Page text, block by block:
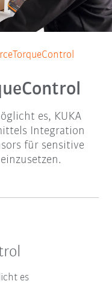
es, KUKA
Integration
für sensitive
es